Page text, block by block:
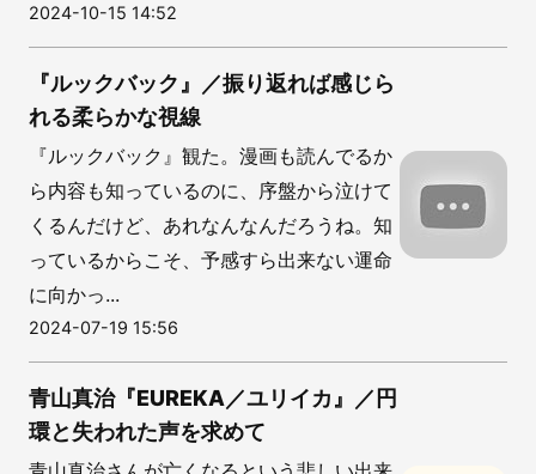
2024-10-15 14:52
『ルックバック』／振り返れば感じら
れる柔らかな視線
『ルックバック』観た。漫画も読んでるか
ら内容も知っているのに、序盤から泣けて
くるんだけど、あれなんなんだろうね。知
っているからこそ、予感すら出来ない運命
に向かっ...
2024-07-19 15:56
青山真治『EUREKA／ユリイカ』／円
環と失われた声を求めて